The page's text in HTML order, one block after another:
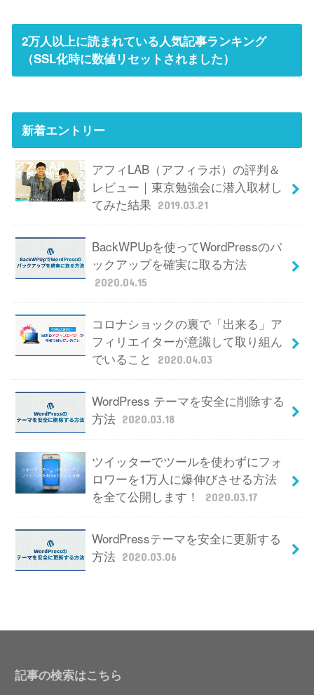
2万人以上に読まれている人気記事ランキング
（SSL化時に数値リセットされました）
新着エントリー
アフィLAB（アフィラボ）の評判＆
レビュー｜東京勉強会に潜入取材し
てみた結果
2019.03.21
BackWPUpを使ってWordPressのバ
ックアップを確実に取る方法
2020.04.15
コロナショックの裏で「出来る」ア
フィリエイターが意識して取り組ん
でいること
2020.04.03
WordPress テーマを安全に削除する
方法 2020.03.18
ツイッターでツールを使わずにフォ
ロワーを1万人に爆伸びさせる方法
を全て公開します！
2020.03.17
WordPressテーマを安全に更新する
方法 2020.03.06
記事の検索はこちら